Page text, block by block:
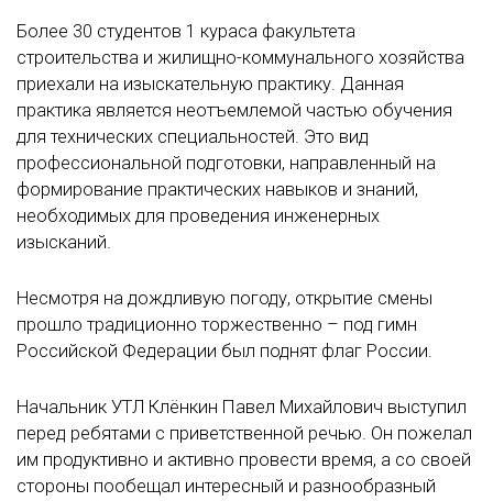
Более 30 студентов 1 кураса факультета
строительства и жилищно-коммунального хозяйства
приехали на изыскательную практику. Данная
практика является неотъемлемой частью обучения
для технических специальностей. Это вид
профессиональной подготовки, направленный на
формирование практических навыков и знаний,
необходимых для проведения инженерных
изысканий.
Несмотря на дождливую погоду, открытие смены
прошло традиционно торжественно – под гимн
Российской Федерации был поднят флаг России.
Начальник УТЛ Клёнкин Павел Михайлович выступил
перед ребятами с приветственной речью. Он пожелал
им продуктивно и активно провести время, а со своей
стороны пообещал интересный и разнообразный